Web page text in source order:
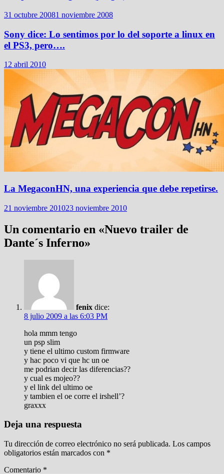
31 octubre 20081 noviembre 2008
Sony dice: Lo sentimos por lo del soporte a linux en
el PS3, pero….
12 abril 2010
La MegaconHN, una experiencia que debe repetirse.
21 noviembre 201023 noviembre 2010
Un comentario en «Nuevo trailer de
Dante´s Inferno»
fenix dice:
8 julio 2009 a las 6:03 PM
hola mmm tengo
un psp slim
y tiene el ultimo custom firmware
y hac poco vi que hc un oe
me podrian decir las diferencias??
y cual es mojeo??
y el link del ultimo oe
y tambien el oe corre el irshell’?
graxxx
Deja una respuesta
Tu dirección de correo electrónico no será publicada. Los campos
obligatorios están marcados con *
Comentario *